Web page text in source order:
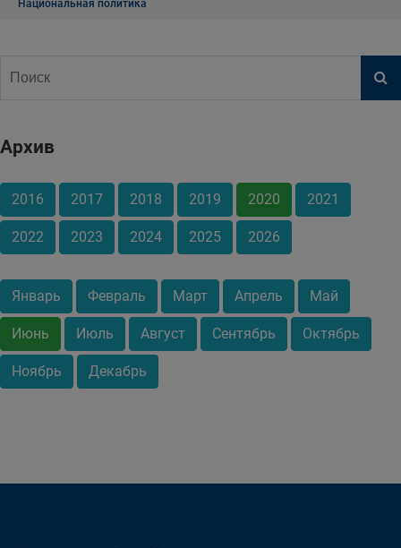
Национальная политика
Архив
2016 2017 2018 2019 2020 2021
2022 2023 2024 2025 2026
Январь Февраль Март Апрель Май
Июнь Июль Август Сентябрь Октябрь
Ноябрь Декабрь